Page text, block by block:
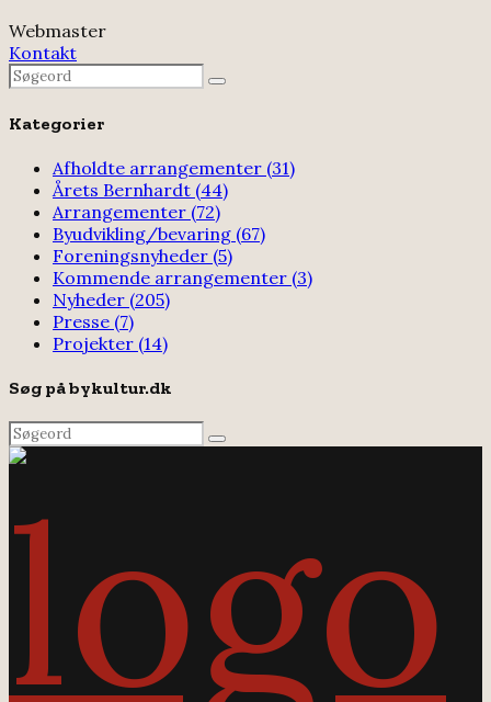
Webmaster
Kontakt
Search
for:
Search
Kategorier
Afholdte arrangementer (31)
Årets Bernhardt (44)
Arrangementer (72)
Byudvikling/bevaring (67)
Foreningsnyheder (5)
Kommende arrangementer (3)
Nyheder (205)
Presse (7)
Projekter (14)
Søg på bykultur.dk
Search
for:
Search